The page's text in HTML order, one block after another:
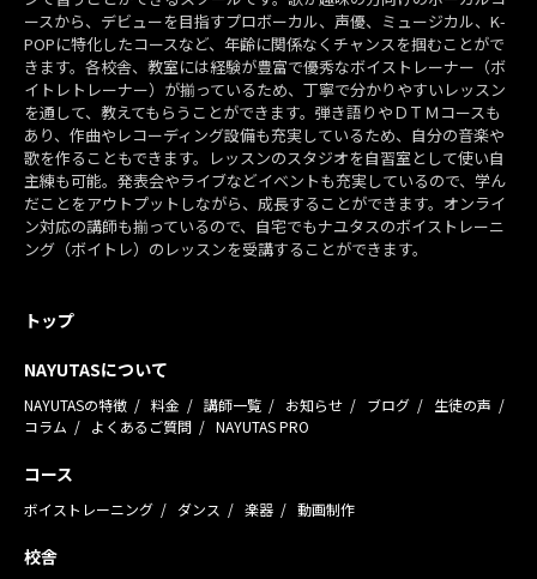
ースから、デビューを目指すプロボーカル、声優、ミュージカル、K-
POPに特化したコースなど、年齢に関係なくチャンスを掴むことがで
きます。各校舎、教室には経験が豊富で優秀なボイストレーナー（ボ
イトレトレーナー）が揃っているため、丁寧で分かりやすいレッスン
を通して、教えてもらうことができます。弾き語りやＤＴＭコースも
あり、作曲やレコーディング設備も充実しているため、自分の音楽や
歌を作ることもできます。レッスンのスタジオを自習室として使い自
主練も可能。発表会やライブなどイベントも充実しているので、学ん
だことをアウトプットしながら、成長することができます。オンライ
ン対応の講師も揃っているので、自宅でもナユタスのボイストレーニ
ング（ボイトレ）のレッスンを受講することができます。
トップ
NAYUTASについて
NAYUTASの特徴 料金 講師一覧 お知らせ ブログ
生徒の声
コラム
よくあるご質問 NAYUTAS PRO
コース
ボイストレーニング ダンス 楽器 動画制作
校舎